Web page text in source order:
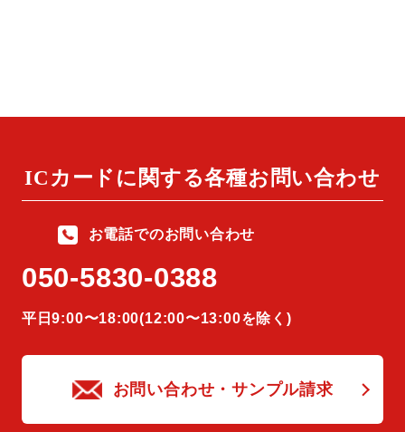
ICカードに関する各種お問い合わせ
お電話でのお問い合わせ
050-5830-0388
平⽇9:00〜18:00(12:00〜13:00を除く)
お問い合わせ・サンプル請求